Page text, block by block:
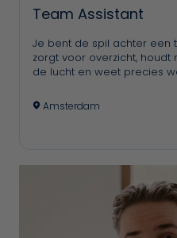
Team Assistant
Je bent de spil achter een
zorgt voor overzicht,
de lucht en weet precies
Amsterdam